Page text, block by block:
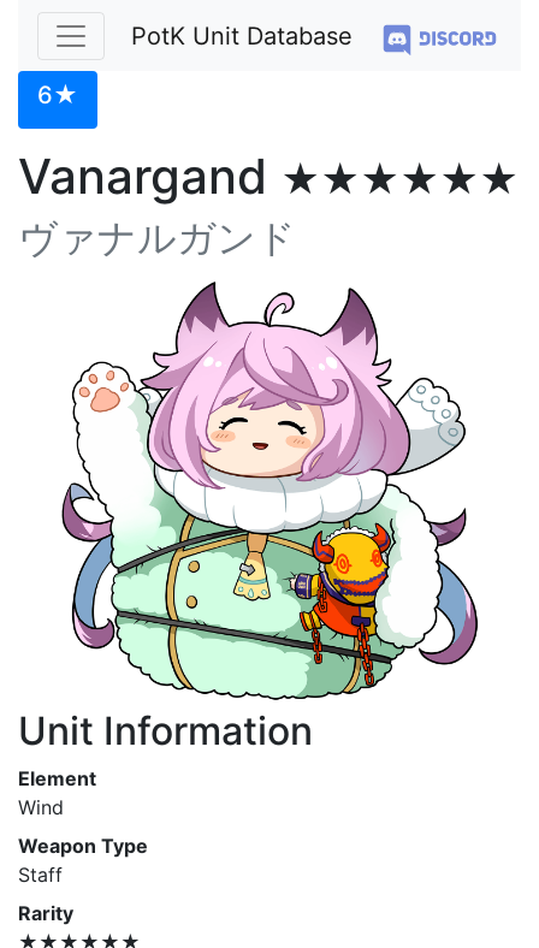
PotK Unit Database
6★
Vanargand ★★★★★★
ヴァナルガンド
Unit Information
Element
Wind
Weapon Type
Staff
Rarity
★★★★★★